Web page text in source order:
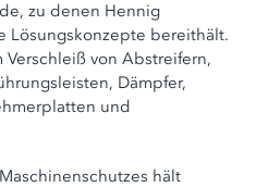
zu denen Hennig
Lösungskonzepte bereithält.
Verschleiß von Abstreifern,
Dämpfer,
und
hält